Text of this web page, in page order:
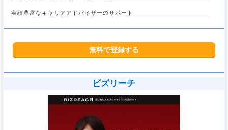
実績豊富なキャリアアドバイザーのサポート
無料で登録する
ビズリーチ